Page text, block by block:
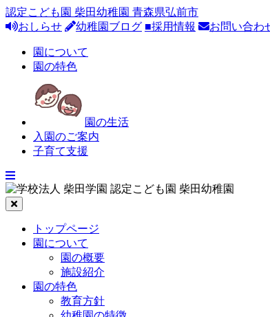
認定こども園 柴田幼稚園 青森県弘前市
おしらせ
幼稚園ブログ ■採用情報 お問い合わ
園について
園の特色
園の生活
入園のご案内
子育て支援
トップページ
園について
園の概要
施設紹介
園の特色
教育方針